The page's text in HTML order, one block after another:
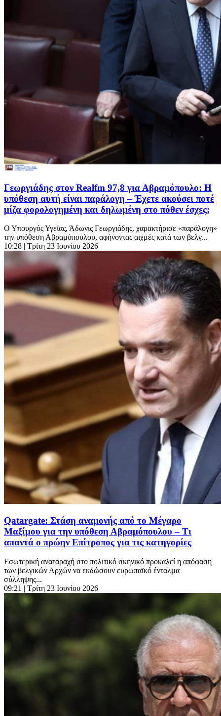
Γεωργιάδης στον Realfm 97,8 για Αβραμόπουλο: Η
υπόθεση αυτή είναι παράλογη – Έχετε ακούσει ποτέ
μίζα φορολογημένη και δηλωμένη στο πόθεν έσχες;
Ο Υπουργός Υγείας, Άδωνις Γεωργιάδης, χαρακτήρισε «παράλογη»
την υπόθεση Αβραμόπουλου, αφήνοντας αιχμές κατά των βελγ...
10:28 | Τρίτη 23 Ιουνίου 2026
Qatargate: Στάση αναμονής από το Μέγαρο
Μαξίμου για την υπόθεση Αβραμόπουλου – Τι
απαντά ο πρώην Επίτροπος για τις κατηγορίες
Εσωτερική αναταραχή στο πολιτικό σκηνικό προκαλεί η απόφαση
των βελγικών Αρχών να εκδώσουν ευρωπαϊκό ένταλμα
σύλληψης...
09:21 | Τρίτη 23 Ιουνίου 2026